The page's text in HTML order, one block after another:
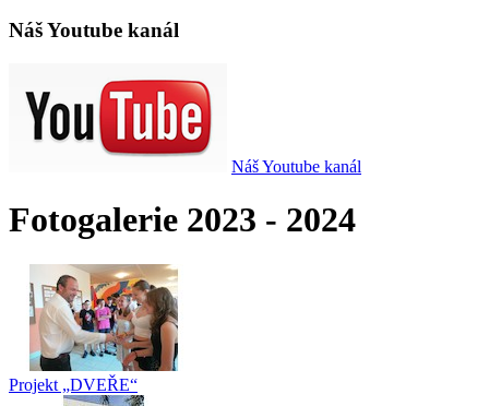
Náš Youtube kanál
Náš Youtube kanál
Fotogalerie 2023 - 2024
Projekt „DVEŘE“